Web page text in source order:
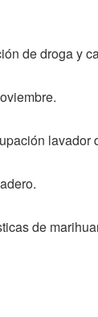
de droga y
lavador
de